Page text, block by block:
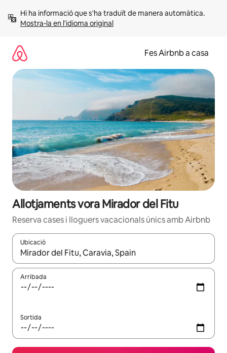
Mostra-la en l'idioma original
Fes Airbnb a casa
Allotjaments vora Mirador del Fitu
Reserva cases i lloguers vacacionals únics amb Airbnb
Ubicació
Quan els resultats estiguin disponibles, podràs navegar-hi a
Arribada
Sortida